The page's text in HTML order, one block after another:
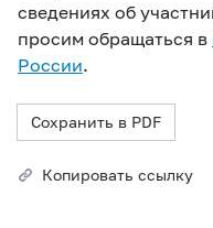
сведениях об
просим обращаться в
России.
Сохранить в PDF
Копировать ссылку